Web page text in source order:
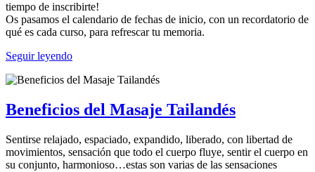
tiempo de inscribirte!
Os pasamos el calendario de fechas de inicio, con un recordatorio de
qué es cada curso, para refrescar tu memoria.
Seguir leyendo
Beneficios del Masaje Tailandés
Sentirse relajado, espaciado, expandido, liberado, con libertad de
movimientos, sensación que todo el cuerpo fluye, sentir el cuerpo en
su conjunto, harmonioso…estas son varias de las sensaciones